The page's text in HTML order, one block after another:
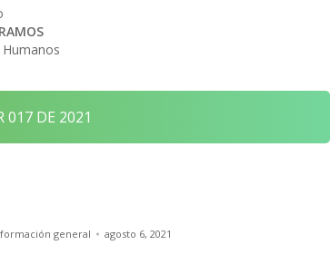
017 DE 2021
general agosto 6, 2021